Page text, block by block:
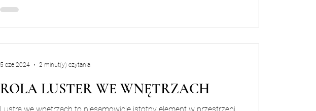
ROLA LUSTER WE WNĘTRZACH
5 cze 2024 2 minut(y) czytania